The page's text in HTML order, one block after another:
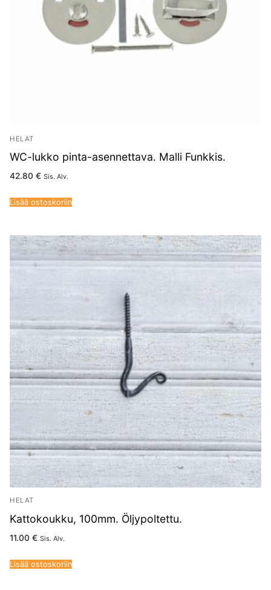
HELAT
WC-lukko pinta-asennettava. Malli Funkkis.
42.80 € Sis. Alv.
Lisää ostoskoriin
HELAT
Kattokoukku, 100mm. Öljypoltettu.
11.00 € Sis. Alv.
Lisää ostoskoriin